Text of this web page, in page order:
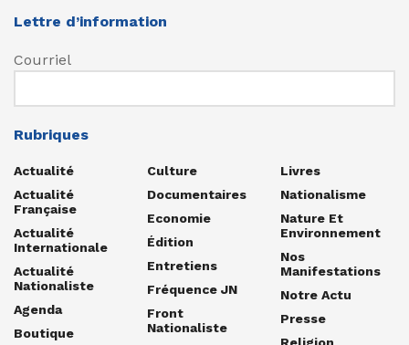
Lettre d’information
Courriel
Rubriques
Actualité
Actualité
Française
Actualité
Internationale
Actualité
Nationaliste
Agenda
Boutique
Culture
Documentaires
Economie
Édition
Entretiens
Fréquence JN
Front
Nationaliste
Livres
Nationalisme
Nature Et
Environnement
Nos
Manifestations
Notre Actu
Presse